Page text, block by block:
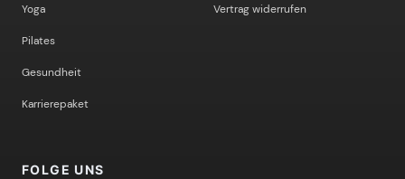
Yoga
Pilates
Gesundheit
Karrierepaket
Vertrag widerrufen
FOLGE UNS